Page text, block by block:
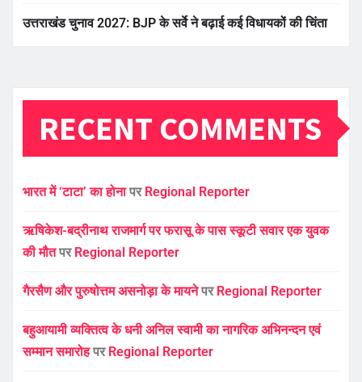
उत्तराखंड चुनाव 2027: BJP के सर्वे ने बढ़ाई कई विधायकों की चिंता
RECENT COMMENTS
भारत में ‘टाटा’ का होनापर Regional Reporter
ऋषिकेश-बद्रीनाथ राजमार्ग पर फरासू के पास स्कूटी सवार एक युवक
की मौतपर Regional Reporter
गैरसैण और पुरुषोत्तम असनोड़ा के मायनेपर Regional Reporter
बहुआयामी व्यक्तित्व के धनी अनिल स्वामी का नागरिक अभिनन्दन एवं
सम्मान समारोहपर Regional Reporter